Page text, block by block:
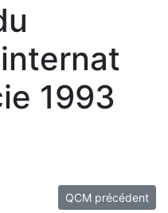
1993
QCM précédent